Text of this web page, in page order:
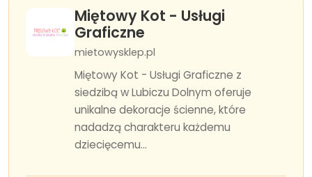
Miętowy Kot - Usługi
Graficzne
mietowysklep.pl
Miętowy Kot - Usługi Graficzne z
siedzibą w Lubiczu Dolnym oferuje
unikalne dekoracje ścienne, które
nadadzą charakteru każdemu
dziecięcemu...